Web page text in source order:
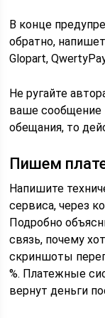
В конце
обратно,
Glopart,
Не ругайте
ваше сообщение
обещания, то
Пишем
Напишите
сервиса, через
Подробно
связь, почему
скриншоты
%. Платежные
вернут деньги